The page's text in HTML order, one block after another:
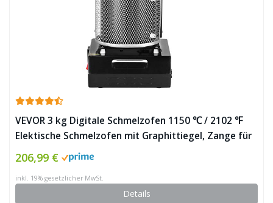
VEVOR 3 kg Digitale Schmelzofen 1150 ℃ / 2102 ℉
Elektische Schmelzofen mit Graphittiegel, Zange für
die Schmelzverarbeitung von Gold, reinem Silber,
reinem Kupfer und Aluminium ✪
206,99 €
inkl. 19% gesetzlicher MwSt.
Details